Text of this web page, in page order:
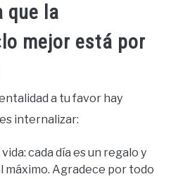
que la
mejor está por
a tu favor hay
internalizar:
cada día es un regalo y
máximo. Agradece por todo